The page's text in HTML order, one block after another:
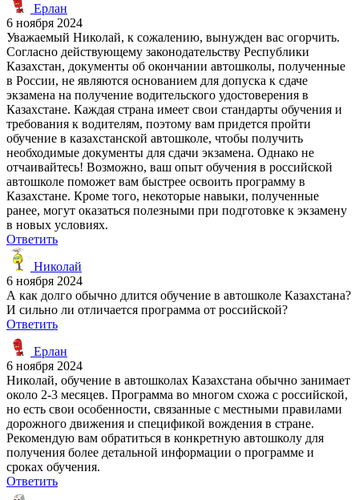
Ерлан
6 ноября 2024
Уважаемый Николай, к сожалению, вынужден вас огорчить.
Согласно действующему законодательству Республики
Казахстан, документы об окончании автошколы, полученные
в России, не являются основанием для допуска к сдаче
экзамена на получение водительского удостоверения в
Казахстане. Каждая страна имеет свои стандарты обучения и
требования к водителям, поэтому вам придется пройти
обучение в казахстанской автошколе, чтобы получить
необходимые документы для сдачи экзамена. Однако не
отчаивайтесь! Возможно, ваш опыт обучения в российской
автошколе поможет вам быстрее освоить программу в
Казахстане. Кроме того, некоторые навыки, полученные
ранее, могут оказаться полезными при подготовке к экзамену
в новых условиях.
Ответить
Николай
6 ноября 2024
А как долго обычно длится обучение в автошколе Казахстана?
И сильно ли отличается программа от российской?
Ответить
Ерлан
6 ноября 2024
Николай, обучение в автошколах Казахстана обычно занимает
около 2-3 месяцев. Программа во многом схожа с российской,
но есть свои особенности, связанные с местными правилами
дорожного движения и спецификой вождения в стране.
Рекомендую вам обратиться в конкретную автошколу для
получения более детальной информации о программе и
сроках обучения.
Ответить